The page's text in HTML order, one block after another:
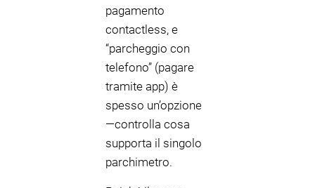
pagamento
contactless, e
“parcheggio con
telefono” (pagare
tramite app) è
spesso un’opzione
—controlla cosa
supporta il singolo
parchimetro.